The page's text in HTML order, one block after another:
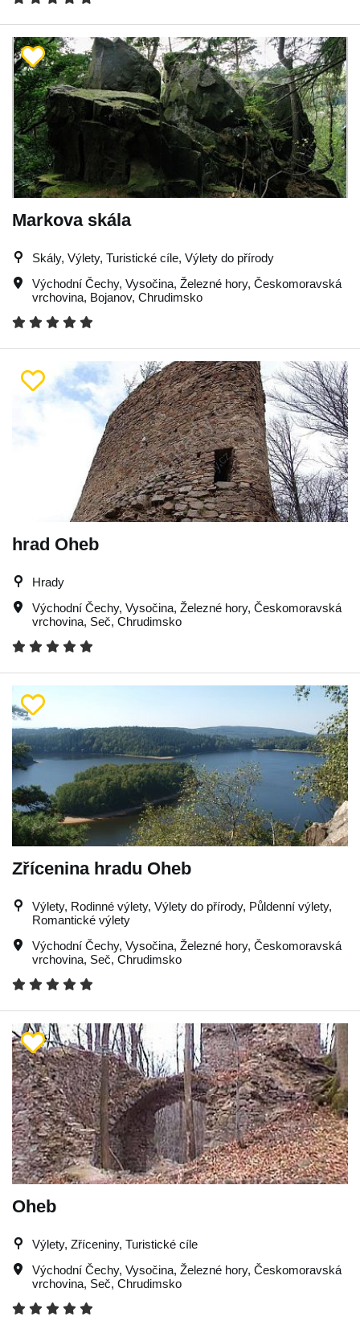
Markova skála
Skály, Výlety, Turistické cíle, Výlety do přírody
Východní Čechy, Vysočina, Železné hory, Českomoravská
vrchovina, Bojanov, Chrudimsko
hrad Oheb
Hrady
Východní Čechy, Vysočina, Železné hory, Českomoravská
vrchovina, Seč, Chrudimsko
Zřícenina hradu Oheb
Výlety, Rodinné výlety, Výlety do přírody, Půldenní výlety,
Romantické výlety
Východní Čechy, Vysočina, Železné hory, Českomoravská
vrchovina, Seč, Chrudimsko
Oheb
Výlety, Zříceniny, Turistické cíle
Východní Čechy, Vysočina, Železné hory, Českomoravská
vrchovina, Seč, Chrudimsko